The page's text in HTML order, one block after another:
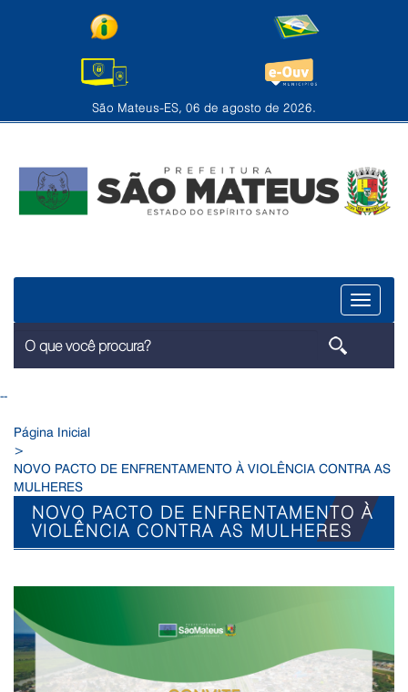
São Mateus-ES, 06 de agosto de 2026.
Menu
--
Página Inicial
>
NOVO PACTO DE ENFRENTAMENTO À VIOLÊNCIA CONTRA AS
MULHERES
NOVO PACTO DE ENFRENTAMENTO À
VIOLÊNCIA CONTRA AS MULHERES